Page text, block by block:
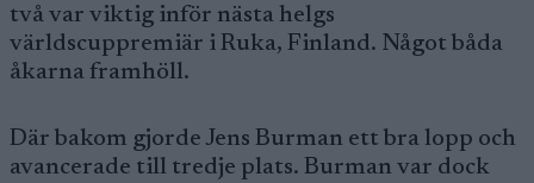
två var viktig inför nästa helgs
världscuppremiär i Ruka, Finland. Något båda
åkarna framhöll.
Där bakom gjorde Jens Burman ett bra lopp och
avancerade till tredje plats. Burman var dock